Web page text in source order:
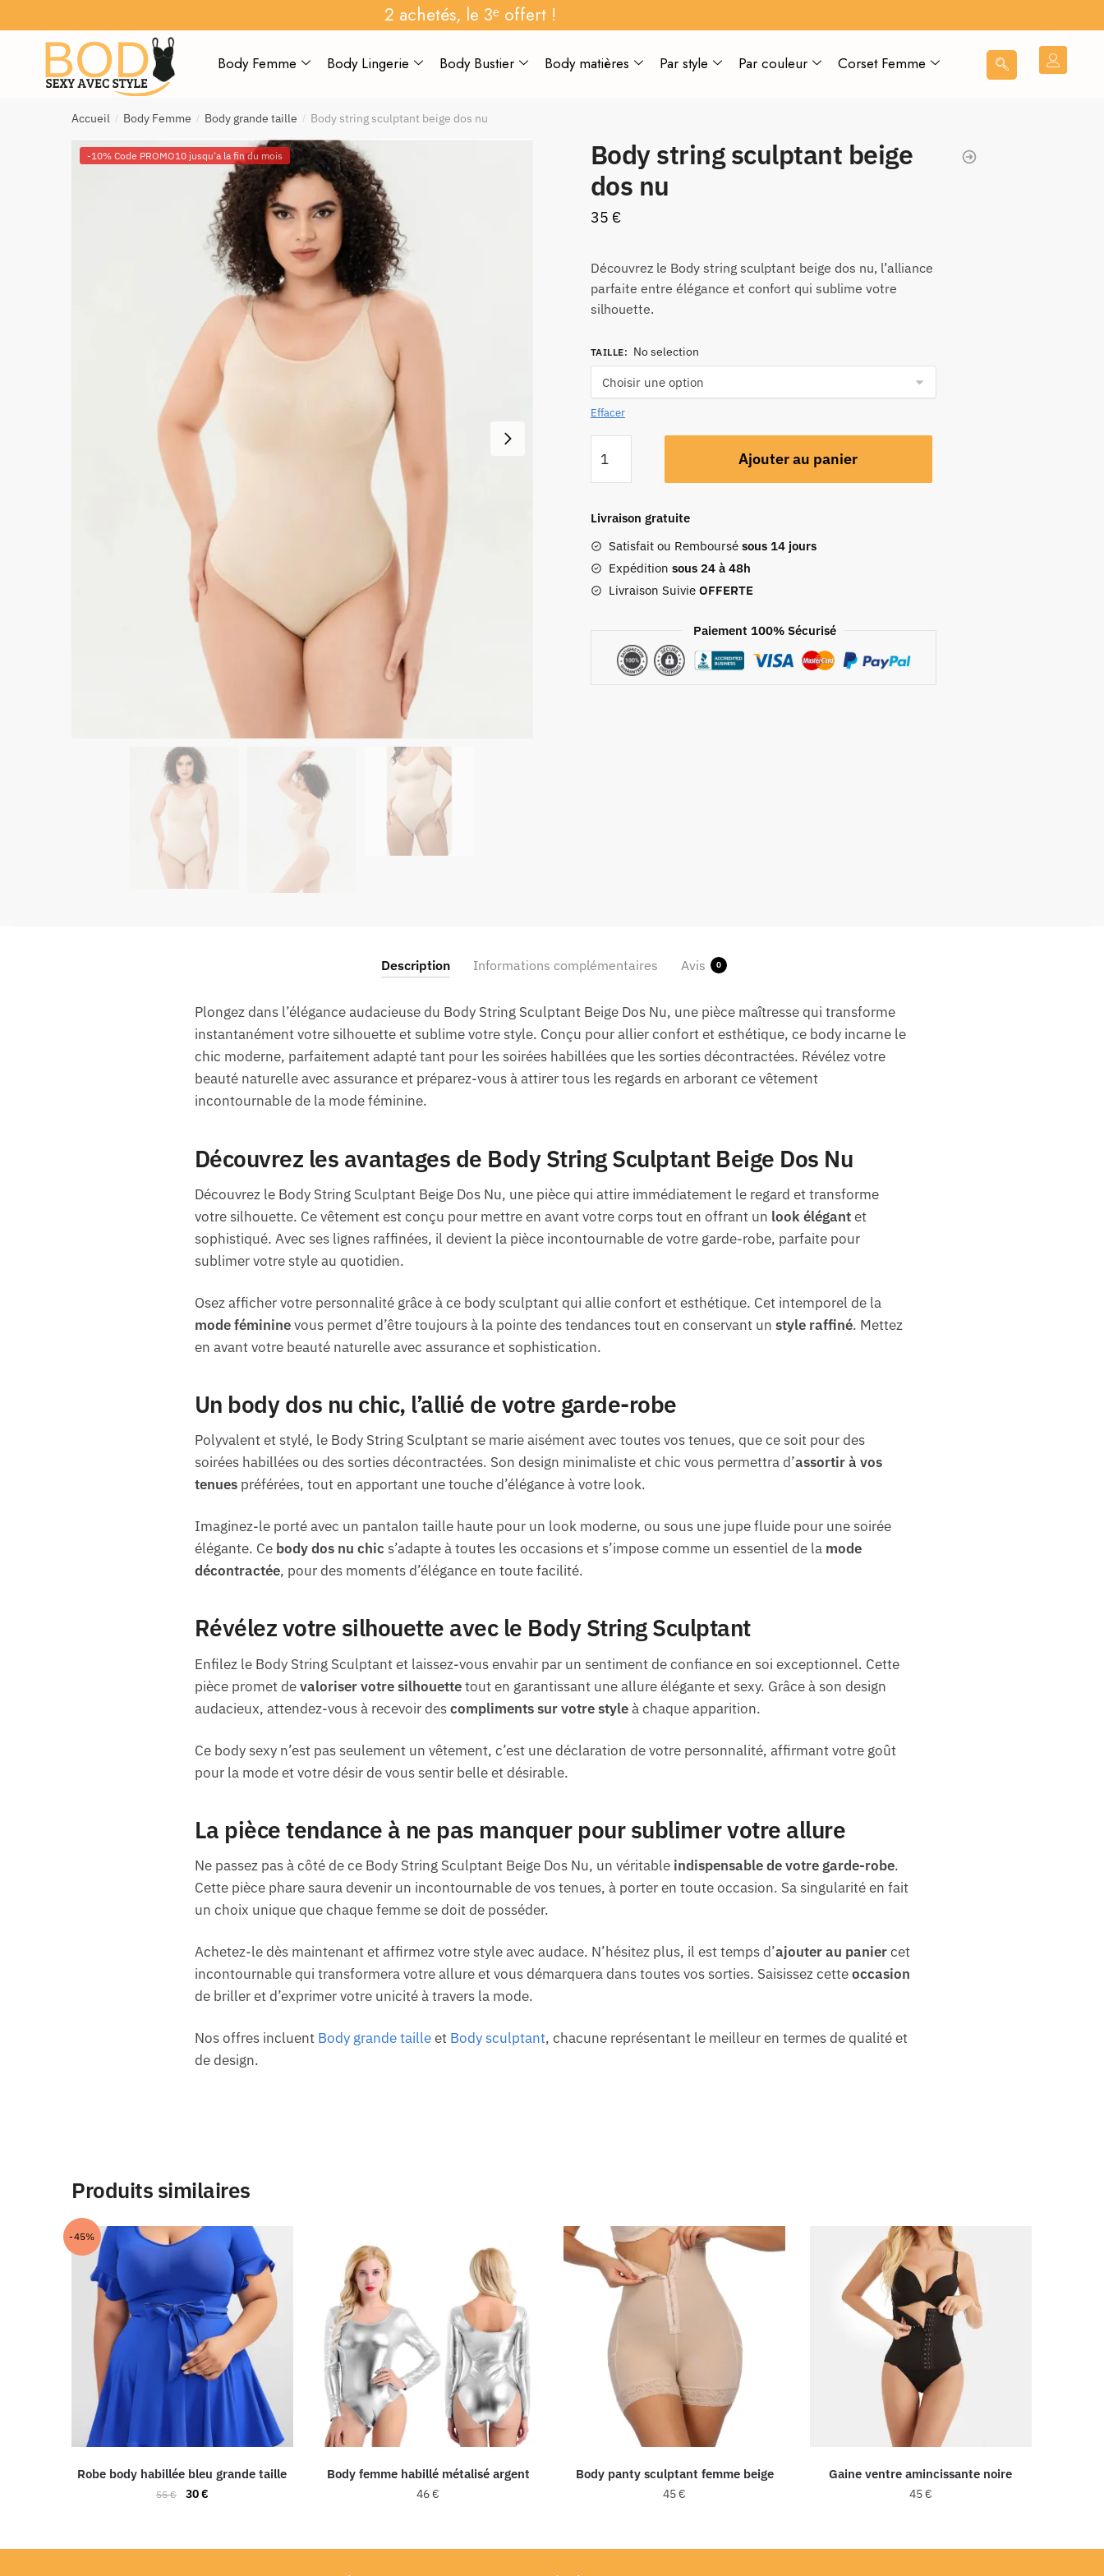
2 achetés, le 3ᵉ offert !
Body Femme Body Lingerie Body Bustier Body matières Par style Par couleur Corset Femme
Accueil / Body Femme / Body grande taille / Body string sculptant beige dos nu
-10% Code PROMO10 jusqu'a la fin du mois
Body string sculptant beige
dos nu
35 €
Découvrez le Body string sculptant beige dos nu, l’alliance
parfaite entre élégance et confort qui sublime votre
silhouette.
TAILLE: No selection
Effacer
Ajouter au panier
Livraison gratuite
Satisfait ou Remboursé sous 14 jours
Expédition sous 24 à 48h
Livraison Suivie OFFERTE
Paiement 100% Sécurisé
Description Informations complémentaires Avis 0
Plongez dans l’élégance audacieuse du Body String Sculptant Beige Dos Nu, une pièce maîtresse qui transforme
instantanément votre silhouette et sublime votre style. Conçu pour allier confort et esthétique, ce body incarne le
chic moderne, parfaitement adapté tant pour les soirées habillées que les sorties décontractées. Révélez votre
beauté naturelle avec assurance et préparez-vous à attirer tous les regards en arborant ce vêtement
incontournable de la mode féminine.
Découvrez les avantages de Body String Sculptant Beige Dos Nu
Découvrez le Body String Sculptant Beige Dos Nu, une pièce qui attire immédiatement le regard et transforme
votre silhouette. Ce vêtement est conçu pour mettre en avant votre corps tout en offrant un look élégantet
sophistiqué. Avec ses lignes raffinées, il devient la pièce incontournable de votre garde-robe, parfaite pour
sublimer votre style au quotidien.
Osez afficher votre personnalité grâce à ce body sculptant qui allie confort et esthétique. Cet intemporel de la
mode fémininevous permet d’être toujours à la pointe des tendances tout en conservant un style raffiné. Mettez
en avant votre beauté naturelle avec assurance et sophistication.
Un body dos nu chic, l’allié de votre garde-robe
Polyvalent et stylé, le Body String Sculptant se marie aisément avec toutes vos tenues, que ce soit pour des
soirées habillées ou des sorties décontractées. Son design minimaliste et chic vous permettra d’assortir à vos
tenuespréférées, tout en apportant une touche d’élégance à votre look.
Imaginez-le porté avec un pantalon taille haute pour un look moderne, ou sous une jupe fluide pour une soirée
élégante. Ce body dos nu chic s’adapte à toutes les occasions et s’impose comme un essentiel de la mode
décontractée, pour des moments d’élégance en toute facilité.
Révélez votre silhouette avec le Body String Sculptant
Enfilez le Body String Sculptant et laissez-vous envahir par un sentiment de confiance en soi exceptionnel. Cette
pièce promet devaloriser votre silhouettetout en garantissant une allure élégante et sexy. Grâce à son design
audacieux, attendez-vous à recevoir descompliments sur votre styleà chaque apparition.
Ce body sexy n’est pas seulement un vêtement, c’est une déclaration de votre personnalité, affirmant votre goût
pour la mode et votre désir de vous sentir belle et désirable.
La pièce tendance à ne pas manquer pour sublimer votre allure
Ne passez pas à côté de ce Body String Sculptant Beige Dos Nu, un véritable indispensable de votre garde-robe.
Cette pièce phare saura devenir un incontournable de vos tenues, à porter en toute occasion. Sa singularité en fait
un choix unique que chaque femme se doit de posséder.
Achetez-le dès maintenant et affirmez votre style avec audace. N’hésitez plus, il est temps d’ajouter au paniercet
incontournable qui transformera votre allure et vous démarquera dans toutes vos sorties. Saisissez cetteoccasion
de briller et d’exprimer votre unicité à travers la mode.
Nos offres incluent Body grande tailleet Body sculptant, chacune représentant le meilleur en termes de qualité et
de design.
Produits similaires
-45%
Robe body habillée bleu grande taille
55€ 30€
Body femme habillé métalisé argent
46€
Body panty sculptant femme beige
45€
Gaine ventre amincissante noire
45€